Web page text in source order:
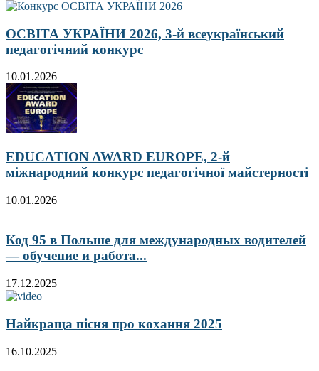
ОСВІТА УКРАЇНИ 2026, 3-й всеукраїнський
педагогічний конкурс
10.01.2026
EDUCATION AWARD EUROPE, 2-й
міжнародний конкурс педагогічної майстерності
10.01.2026
Код 95 в Польше для международных водителей
— обучение и работа...
17.12.2025
Найкраща пісня про кохання 2025
16.10.2025